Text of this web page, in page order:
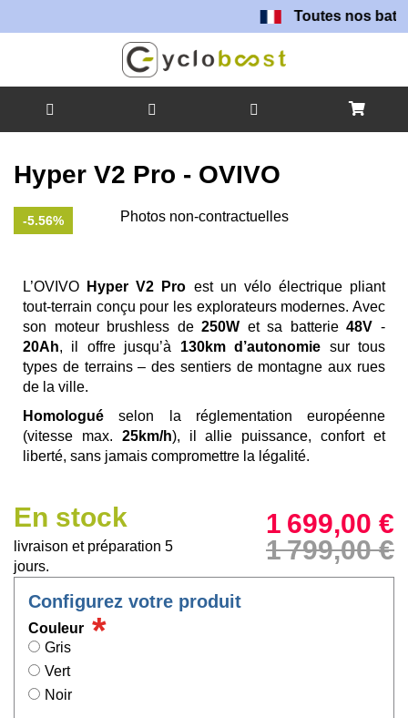
Toutes nos batteries
contenu
Hyper V2 Pro - OVIVO
Skip
to
of
the
images
gallery
Photos non-contractuelles
Skip
beginning
of
the
images
gallery
-5.56%
L’OVIVO Hyper V2 Pro est un vélo électrique pliant
tout-terrain conçu pour les explorateurs modernes. Avec
son moteur brushless de250W et sa batterie48V -
20Ah, il offre jusqu’à 130km d’autonomie sur tous
types de terrains – des sentiers de montagne aux rues
de la ville.
Homologué selon la réglementation européenne
(vitesse max. 25km/h), il allie puissance, confort et
liberté, sans jamais compromettre la légalité.
En stock
livraison et préparation 5
jours.
1 699,00 €
1 799,00 €
Configurez votre produit
Couleur
Gris
Vert
Noir